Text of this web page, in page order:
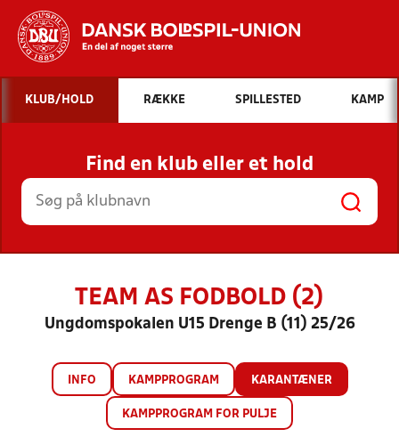
Hvad vil du søge efter?
INDHOLD OG NYHEDER
STILLINGER, RESULTATER, KLUBBER OG
HOLD
KLUB/HOLD RÆKKE SPILLESTED KAMP
Find en klub eller et hold
TEAM AS FODBOLD (2)
Ungdomspokalen U15 Drenge B (11) 25/26
INFO KAMPPROGRAM KARANTÆNER
KAMPPROGRAM FOR PULJE